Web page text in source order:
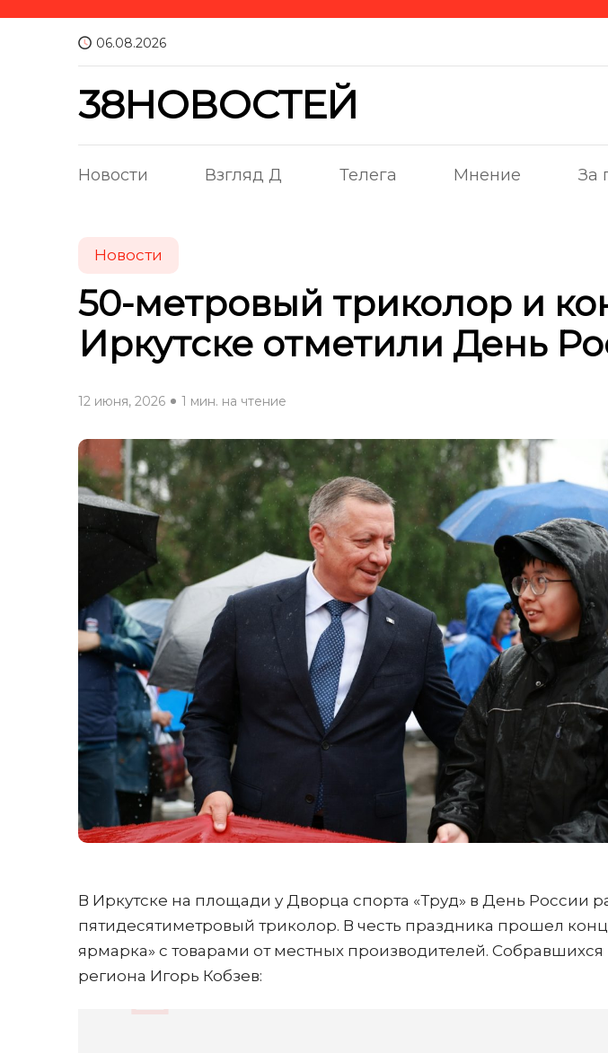
06.08.2026
38НОВОСТЕЙ
Новости Взгляд Д Телега Мнение За
Новости
50-метровый триколор и
Иркутске отметили День
12 июня, 2026 1 мин. на чтение
В Иркутске на площади у Дворца спорта «Труд» в День России
пятидесятиметровый триколор. В честь праздника прошел
ярмарка» с товарами от местных производителей. Собравшихся
региона Игорь Кобзев: